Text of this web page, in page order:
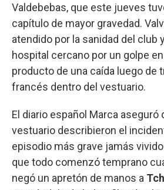
Valdebebas, que este jueves
capítulo de mayor gravedad.
atendido por la sanidad del club
hospital cercano por un golpe
producto de una caída luego de
francés dentro del vestuario.
El diario español Marca aseguró
vestuario describieron el
episodio más grave jamás
que todo comenzó temprano
negó un apretón de manos a